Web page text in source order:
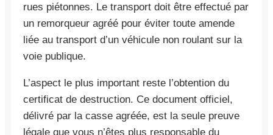
rues piétonnes. Le transport doit être effectué par
un remorqueur agréé pour éviter toute amende
liée au transport d’un véhicule non roulant sur la
voie publique.
L’aspect le plus important reste l’obtention du
certificat de destruction. Ce document officiel,
délivré par la casse agréée, est la seule preuve
légale que vous n’êtes plus responsable du